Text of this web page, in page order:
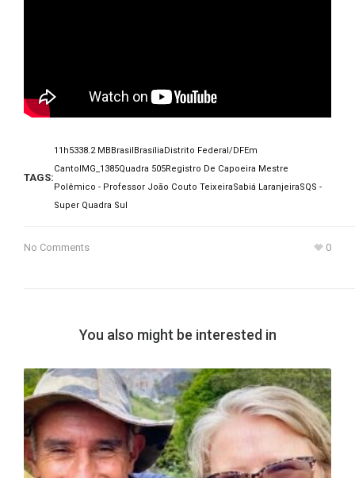
TAGS:
11h5338.2 MB Brasil Brasília Distrito Federal/DFEm
Canto IMG_1385Quadra 505Registro De Capoeira Mestre
Polêmico - Professor João Couto TeixeiraSabiá LaranjeiraSQS -
Super Quadra Sul
No Comments 0
You also might be interested in